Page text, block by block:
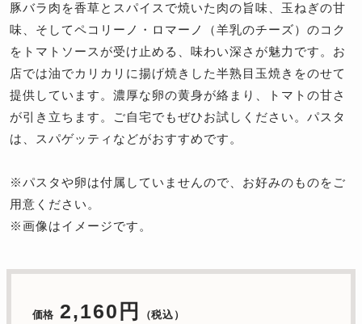
豚バラ肉を香草とスパイスで焼いた肉の旨味、玉ねぎの甘
味、そしてペコリーノ・ロマーノ（羊乳のチーズ）のコク
をトマトソースが受け止める、味わい深さが魅力です。お
店では油でカリカリに揚げ焼きした半熟目玉焼きをのせて
提供しています。濃厚な卵の黄身が絡まり、トマトの甘さ
が引き立ちます。ご自宅でもぜひお試しください。パスタ
は、スパゲッティなどがおすすめです。
※パスタや卵は付属していませんので、お好みのものをご
用意ください。
※画像はイメージです。
価格 2,160円 （税込）